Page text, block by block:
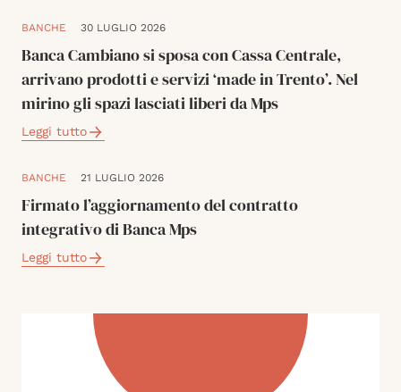
BANCHE 30 LUGLIO 2026
Banca Cambiano si sposa con Cassa Centrale,
arrivano prodotti e servizi ‘made in Trento’. Nel
mirino gli spazi lasciati liberi da Mps
Leggi tutto
BANCHE 21 LUGLIO 2026
Firmato l’aggiornamento del contratto
integrativo di Banca Mps
Leggi tutto